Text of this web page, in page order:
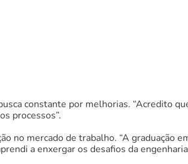
constante por melhorias. “Acredito
processos”.
no mercado de trabalho. “A graduação
a enxergar os desafios da